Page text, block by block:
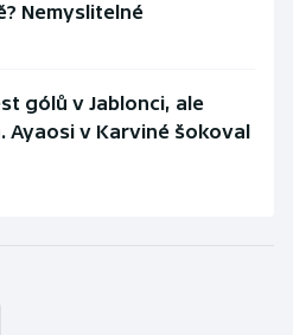
Nemyslitelné
gólů v Jablonci, ale
Ayaosi v Karviné šokoval